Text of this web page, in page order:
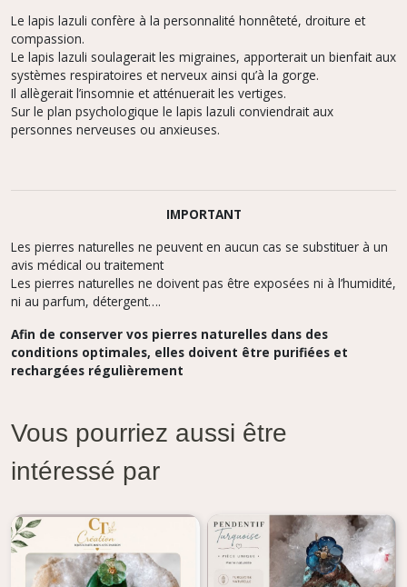
Le lapis lazuli confère à la personnalité honnêteté, droiture et
compassion.
Le lapis lazuli soulagerait les migraines, apporterait un bienfait aux
systèmes respiratoires et nerveux ainsi qu’à la gorge.
Il allègerait l’insomnie et atténuerait les vertiges.
Sur le plan psychologique le lapis lazuli conviendrait aux
personnes nerveuses ou anxieuses.
IMPORTANT
Les pierres naturelles ne peuvent en aucun cas se substituer à un
avis médical ou traitement
Les pierres naturelles ne doivent pas être exposées ni à l’humidité,
ni au parfum, détergent….
Afin de conserver vos pierres naturelles dans des
conditions optimales, elles doivent être purifiées et
rechargées régulièrement
Vous pourriez aussi être
intéressé par